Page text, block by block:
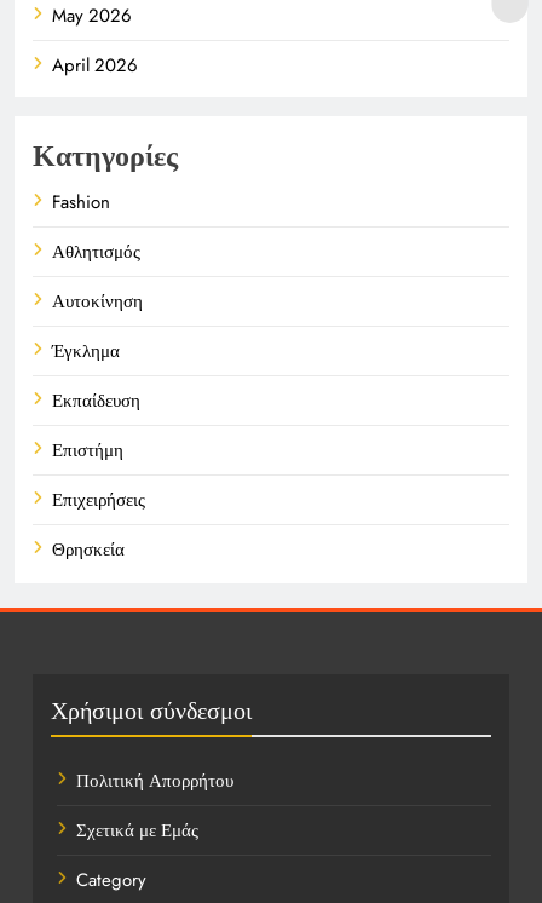
May 2026
April 2026
Κατηγορίες
Fashion
Αθλητισμός
Αυτοκίνηση
Έγκλημα
Εκπαίδευση
Επιστήμη
Επιχειρήσεις
Θρησκεία
Πολιτική
Τοποθεσίες
Χρήσιμοι σύνδεσμοι
Πολιτική Απορρήτου
Σχετικά με Εμάς
Category